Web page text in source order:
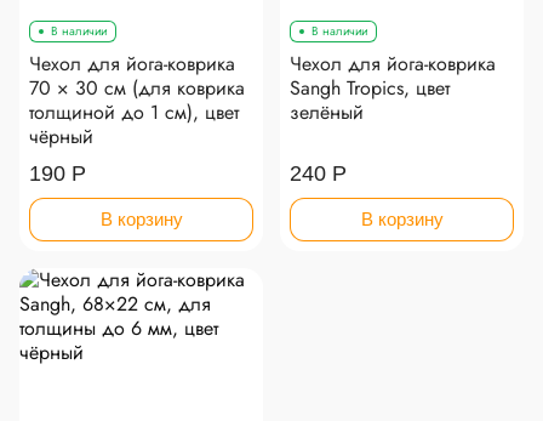
В наличии
Чехол для йога-коврика
70 × 30 см (для коврика
толщиной до 1 см), цвет
чёрный
190 Р
В корзину
В наличии
Чехол для йога-коврика
Sangh Tropics, цвет
зелёный
240 Р
В корзину